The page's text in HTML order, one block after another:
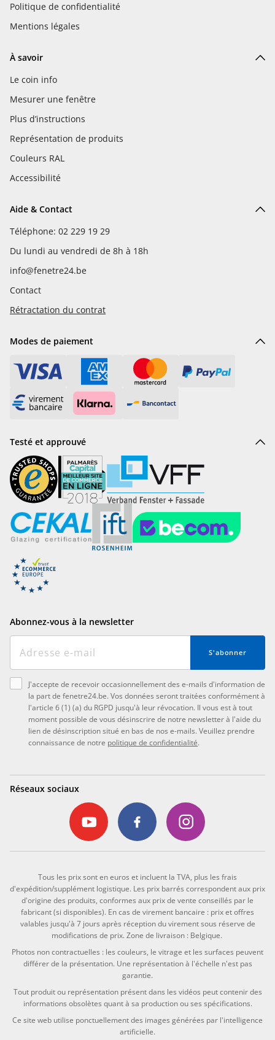
Politique de confidentialité
Mentions légales
À savoir
Le coin info
Mesurer une fenêtre
Plus d’instructions
Représentation de produits
Couleurs RAL
Accessibilité
Aide & Contact
Téléphone: 02 229 19 29
Du lundi au vendredi de 8h à 18h
info@fenetre24.be
Contact
Rétractation du contrat
Modes de paiement
Testé et approuvé
Abonnez-vous à la newsletter
S'abonner
J'accepte de recevoir occasionnellement des e-mails d'information de
la part de fenetre24.be. Vos données seront traitées conformément à
l'article 6 (1) (a) du RGPD jusqu'à leur révocation. Il vous est à tout
moment possible de vous désinscrire de notre newsletter à l'aide du
lien de désinscription situé en bas de nos e-mails. Veuillez prendre
connaissance de notre politique de confidentialité.
Réseaux sociaux
Tous les prix sont en euros et incluent la TVA, plus les frais
d'expédition/supplément logistique. Les prix barrés correspondent aux prix
d'origine des produits, conformes aux prix de vente conseillés par le
fabricant (si disponibles). En cas de virement bancaire : prix et offres
valables jusqu'à 7 jours après réception du virement sous réserve de
modifications de prix. Zone de livraison : Belgique.
Photos non contractuelles : les couleurs, le vitrage et les surfaces peuvent
différer de la présentation. Une représentation à l'échelle n'est pas
garantie.
Tout produit ou représentation présent dans les vidéos peut contenir des
informations obsolètes quant à sa production ou ses spécifications.
Ce site web utilise ponctuellement des images générées par l'intelligence
artificielle.